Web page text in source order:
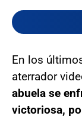
En los
aterrador
abuela se
victoriosa,